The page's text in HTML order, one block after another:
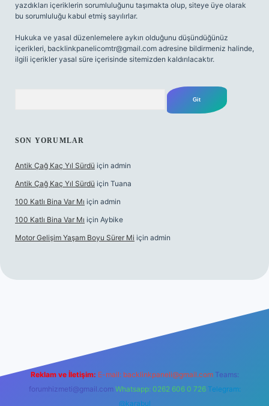
yazdıkları içeriklerin sorumluluğunu taşımakta olup, siteye üye olarak
bu sorumluluğu kabul etmiş sayılırlar.
Hukuka ve yasal düzenlemelere aykırı olduğunu düşündüğünüz
içerikleri, backlinkpanelicomtr@gmail.com adresine bildirmeniz halinde,
ilgili içerikler yasal süre içerisinde sitemizden kaldırılacaktır.
SON YORUMLAR
Antik Çağ Kaç Yıl Sürdü için admin
Antik Çağ Kaç Yıl Sürdü için Tuana
100 Katlı Bina Var Mı için admin
100 Katlı Bina Var Mı için Aybike
Motor Gelişim Yaşam Boyu Sürer Mi için admin
Reklam ve İletişim: E-mail: backlinkpaneli@gmail.com Teams:
forumhizmeti@gmail.com Whatsapp: 0262 606 0 726 Telegram:
@karabul